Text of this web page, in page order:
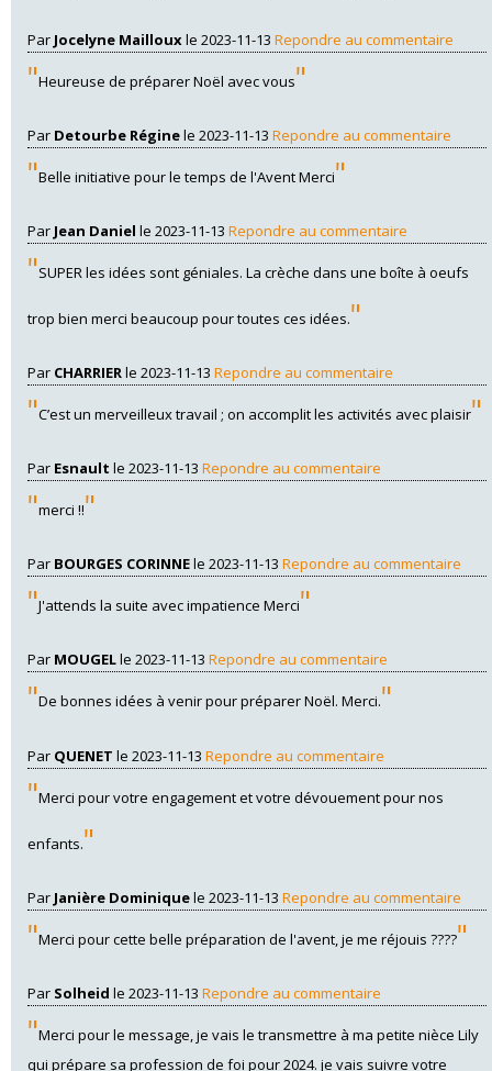
Par Jocelyne Maillouxle 2023-11-13 Repondre au commentaire
"Heureuse de préparer Noël avec vous"
Par Detourbe Réginele 2023-11-13 Repondre au commentaire
"Belle initiative pour le temps de l'Avent Merci"
Par Jean Daniel le 2023-11-13 Repondre au commentaire
"SUPER les idées sont géniales. La crèche dans une boîte à oeufs
trop bien merci beaucoup pour toutes ces idées."
Par CHARRIERle 2023-11-13 Repondre au commentaire
"C’est un merveilleux travail ; on accomplit les activités avec plaisir"
Par Esnault le 2023-11-13 Repondre au commentaire
"merci !!"
Par BOURGES CORINNEle 2023-11-13 Repondre au commentaire
"J'attends la suite avec impatience Merci"
Par MOUGELle 2023-11-13 Repondre au commentaire
"De bonnes idées à venir pour préparer Noël. Merci."
Par QUENET le 2023-11-13 Repondre au commentaire
"Merci pour votre engagement et votre dévouement pour nos
enfants."
Par Janière Dominiquele 2023-11-13 Repondre au commentaire
"Merci pour cette belle préparation de l'avent, je me réjouis ????"
Par Solheid le 2023-11-13 Repondre au commentaire
"Merci pour le message, je vais le transmettre à ma petite nièce Lily
qui prépare sa profession de foi pour 2024. je vais suivre votre